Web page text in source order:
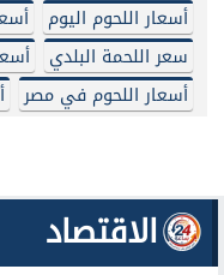
أسعار اللحوم اليوم
سعر اللحمة البلدي
أسعار اللحوم في مصر
الاقتصاد